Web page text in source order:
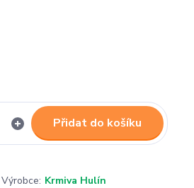
Přidat do košíku
Výrobce: Krmiva Hulín